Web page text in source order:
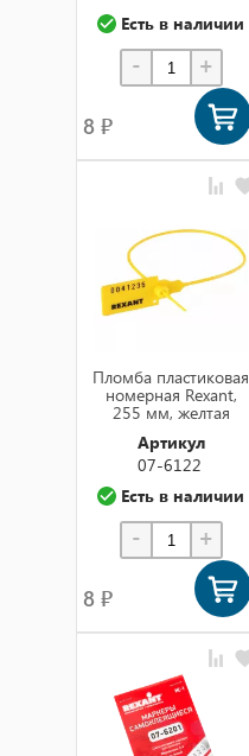
Есть в наличии
- +
8 ₽
Пломба пластиковая
номерная Rexant,
255 мм, желтая
Артикул
07-6122
Есть в наличии
- +
8 ₽